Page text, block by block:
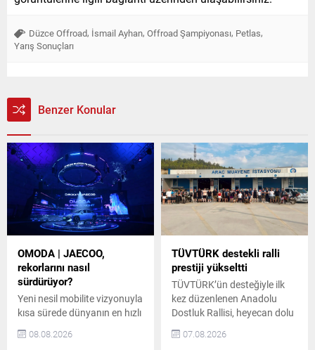
Düzce Offroad, İsmail Ayhan, Offroad Şampiyonası, Petlas,
Yarış Sonuçları
Benzer Konular
OMODA | JAECOO,
rekorlarını nasıl
sürdürüyor?
Yeni nesil mobilite vizyonuyla
kısa sürede dünyanın en hızlı
markalarından biri haline
08.08.2026
TÜVTÜRK destekli ralli
prestiji yükseltti
TÜVTÜRK’ün desteğiyle ilk
kez düzenlenen Anadolu
Dostluk Rallisi, heyecan dolu
sürdürüyor. Ege ve Batı
07.08.2026